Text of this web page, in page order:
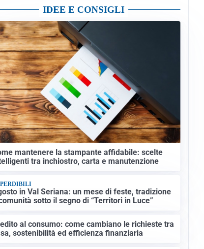
IDEE E CONSIGLI
mantenere la stampante affidabile: scelte
tra inchiostro, carta e manutenzione
in Val Seriana: un mese di feste, tradizione
sotto il segno di “Territori in Luce”
al consumo: come cambiano le richieste tra
sostenibilità ed efficienza finanziaria